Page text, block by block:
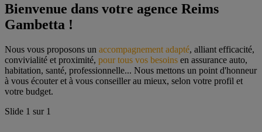
Bienvenue dans votre agence Reims
Gambetta !
Nous vous proposons un accompagnement adapté, alliant efficacité,
convivialité et proximité, pour tous vos besoins en assurance auto,
habitation, santé, professionnelle... Nous mettons un point d'honneur
à vous écouter et à vous conseiller au mieux, selon votre profil et
votre budget.
Slide 1 sur 1